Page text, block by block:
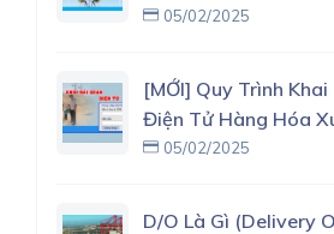
05/02/2025
[MỚI] Quy Trình
Điện Tử Hàng Hóa
05/02/2025
D/O Là Gì (delivery